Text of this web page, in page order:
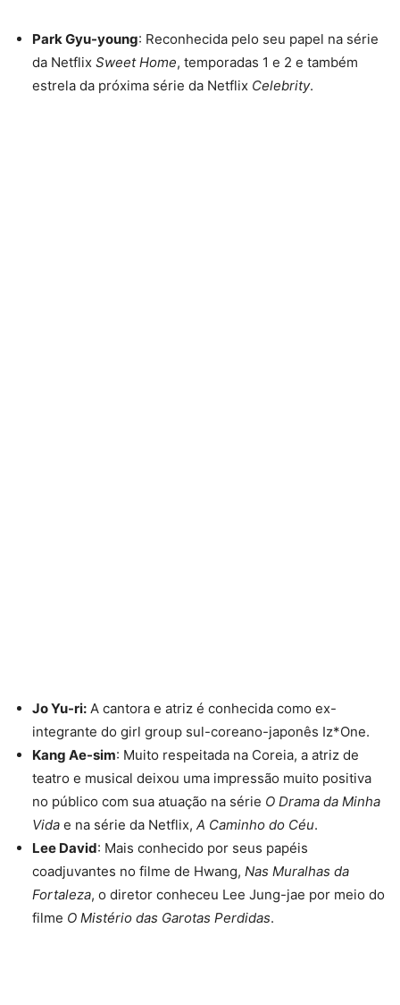
Park Gyu-young: Reconhecida pelo seu papel na série
da Netflix Sweet Home, temporadas 1 e 2 e também
estrela da próxima série da Netflix Celebrity.
Jo Yu-ri: A cantora e atriz é conhecida como ex-
integrante do girl group sul-coreano-japonês Iz*One.
Kang Ae-sim: Muito respeitada na Coreia, a atriz de
teatro e musical deixou uma impressão muito positiva
no público com sua atuação na série O Drama da Minha
Vida e na série da Netflix, A Caminho do Céu.
Lee David: Mais conhecido por seus papéis
coadjuvantes no filme de Hwang, Nas Muralhas da
Fortaleza, o diretor conheceu Lee Jung-jae por meio do
filme O Mistério das Garotas Perdidas.